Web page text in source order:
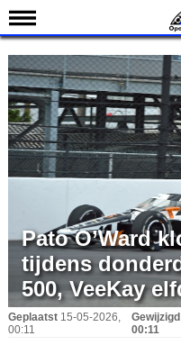
Nieuws
Kalender
Uitslagen
Standen
Coureurs
IndyCar 101
Indy 500
English
Pato O’Ward
tijdens
500, VeeKay
Geplaatst 15-05-2026,
00:11
Gewijzigd
00:11